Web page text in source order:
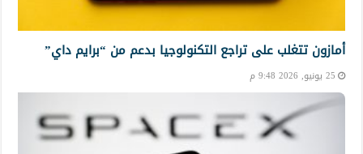
أمازون تتغلب على تراجع التكنولوجيا بدعم من “برايم داي”
25 يونيو, 2026 9:48 م